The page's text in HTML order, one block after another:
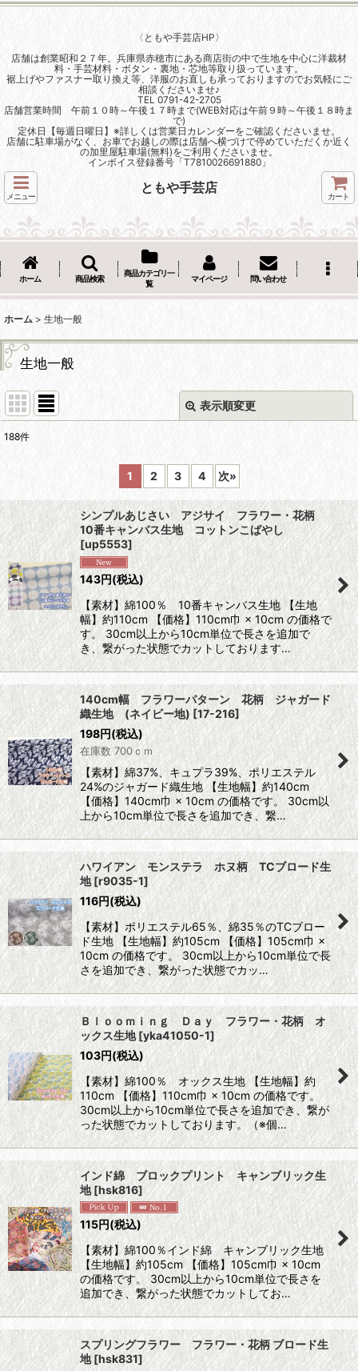
〈ともや手芸店HP〉
店舗は創業昭和２７年。兵庫県赤穂市にある商店街の中で生地を中心に洋裁材
料・手芸材料・ボタン・裏地・芯地等取り扱っています。
裾上げやファスナー取り換え等、洋服のお直しも承っておりますのでお気軽にご
相談くださいませ♪
TEL 0791-42-2705
店舗営業時間 午前１０時～午後１７時まで(WEB対応は午前９時～午後１８時ま
で)
定休日【毎週日曜日】※詳しくは営業日カレンダーをご確認くださいませ。
店舗に駐車場がなく、お車でお越しの際は店舗へ横づけで停めていただくか近く
の加里屋駐車場(無料)をご利用くださいませ。
インボイス登録番号「T7810026691880」
メニュー
ともや手芸店
カート
ホーム 商品検索
商品カテゴリ一
覧
マイページ 問い合わせ
ホーム > 生地一般
生地一般
表示順変更
並び順:
絞り込む
188件
1 2 3 4 次»
シンプルあじさい アジサイ フラワー・花柄
10番キャンバス生地 コットンこばやし
[up5553]
143円(税込)
【素材】綿100％ 10番キャンバス生地 【生地
幅】約110cm 【価格】110cm巾 × 10cm の価格で
す。 30cm以上から10cm単位で長さを追加で
き、繋がった状態でカットしております…
140cm幅 フラワーパターン 花柄 ジャガード
織生地 (ネイビー地) [17-216]
198円(税込)
在庫数 700ｃｍ
【素材】綿37%、キュプラ39%、ポリエステル
24%のジャガード織生地 【生地幅】約140cm
【価格】140cm巾 × 10cm の価格です。 30cm以
上から10cm単位で長さを追加でき、繋…
ハワイアン モンステラ ホヌ柄 TCブロード生
地 [r9035-1]
116円(税込)
【素材】ポリエステル65％、綿35％のTCブロー
ド生地 【生地幅】約105cm 【価格】105cm巾 ×
10cm の価格です。 30cm以上から10cm単位で長
さを追加でき、繋がった状態でカッ…
Ｂｌｏｏｍｉｎｇ Ｄａｙ フラワー・花柄 オ
ックス生地[yka41050-1]
103円(税込)
【素材】綿100％ オックス生地 【生地幅】約
110cm 【価格】110cm巾 × 10cm の価格です。
30cm以上から10cm単位で長さを追加でき、繋が
った状態でカットしております。（※個…
インド綿 ブロックプリント キャンブリック生
地[hsk816]
115円(税込)
【素材】綿100％インド綿 キャンブリック生地
【生地幅】約105cm 【価格】105cm巾 × 10cm
の価格です。 30cm以上から10cm単位で長さを
追加でき、繋がった状態でカットしてお…
スプリングフラワー フラワー・花柄 ブロード生
地 [hsk831]